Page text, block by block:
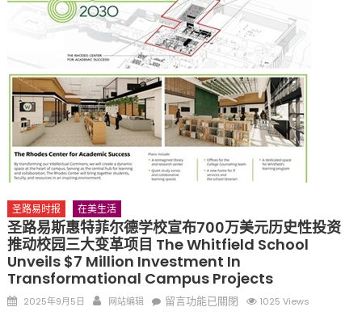
园“中华日三十周年特别报道（五）
筝声与琴韵交汇：刘励(Li Statler)与钢琴家Darek演绎一场古筝
与钢琴的精彩对话
圣路易时报 在美生活
圣路易斯惠特菲尔德学校宣布700万美元历史性投资
推动校园三大变革项目 The Whitfield School
Unveils $7 Million Investment In
Transformational Campus Projects
Posted
2025年9月5日 Author
网站编辑
在
留言功能已關閉 1025 Views